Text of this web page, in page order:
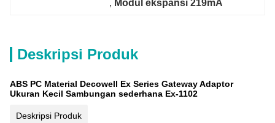
, Modul ekspansi 219mA
Deskripsi Produk
ABS PC Material Decowell Ex Series Gateway Adaptor
Ukuran Kecil Sambungan sederhana Ex-1102
Deskripsi Produk